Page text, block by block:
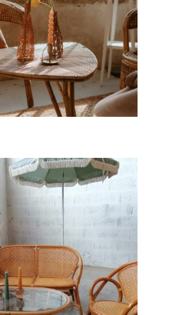
97,00
Rotin Martin
97,00€